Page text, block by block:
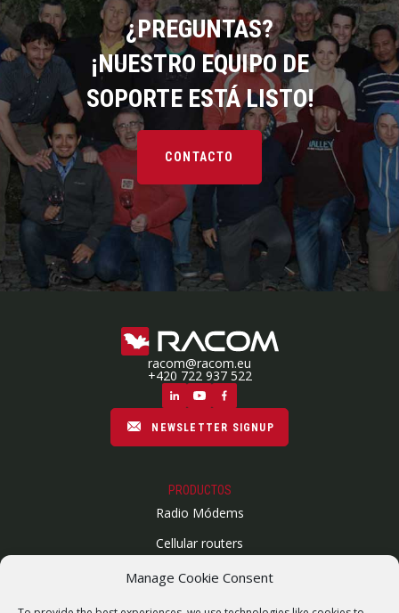
Manage Cookie Consent
¿PREGUNTAS?
¡NUESTRO EQUIPO DE
SOPORTE ESTÁ LISTO!
CONTACTO
racom@racom.eu
+420 722 937 522
NEWSLETTER SIGNUP
PRODUCTOS
Radio Módems
Cellular routers
Enlaces Microondas
Mapa del sitio